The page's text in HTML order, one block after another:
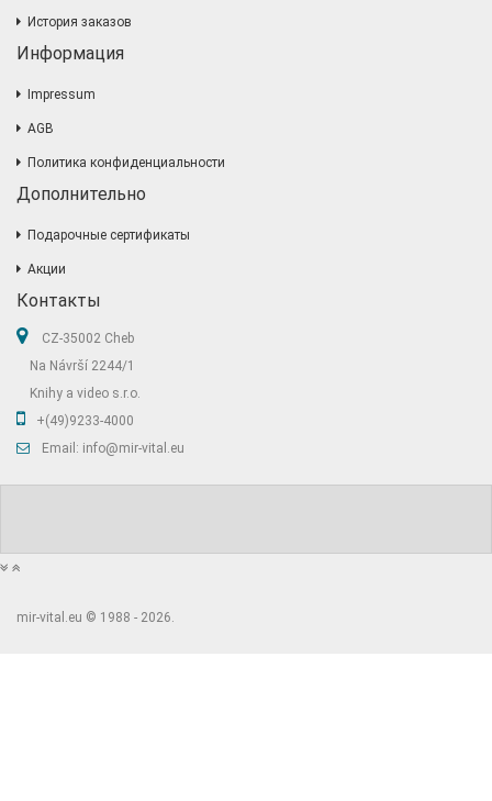
История заказов
Информация
Impressum
AGB
Политика конфиденциальности
Дополнительно
Подарочные сертификаты
Акции
Контакты
CZ-35002 Cheb
Na Návrší 2244/1
Knihy a video s.r.o.
+(49)9233-4000
Email: info@mir-vital.eu
mir-vital.eu © 1988 - 2026.